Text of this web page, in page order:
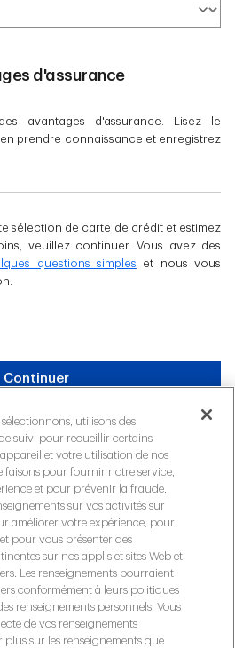
d'assurance
avantages d'assurance. Lisez le
prendre connaissance et enregistrez
sélection de carte de crédit et estimez
veuillez continuer. Vous avez des
questions simples et nous vous
Continuer
la demande
et fraude
utilisons des
suivi pour recueillir certains
et votre utilisation de nos
faisons pour fournir notre service,
et pour prévenir la fraude.
sur vos activités sur
améliorer votre expérience, pour
pour vous présenter des
sur nos applis et sites Web et
Les renseignements pourraient
conformément à leurs politiques
renseignements personnels. Vous
de vos renseignements
plus sur les renseignements que